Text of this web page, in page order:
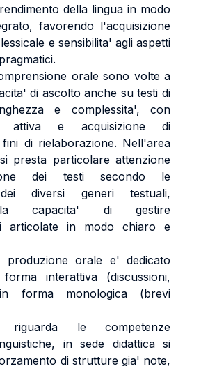
della lingua in modo
favorendo l'acquisizione
e sensibilita' agli aspetti
orale sono volte a
di ascolto anche su testi di
e complessita', con
attiva e acquisizione di
di rielaborazione. Nell'area
presta particolare attenzione
dei testi secondo le
diversi generi testuali,
la capacita' di gestire
articolate in modo chiaro e
produzione orale e' dedicato
interattiva (discussioni,
forma monologica (brevi
le competenze
in sede didattica si
di strutture gia' note,